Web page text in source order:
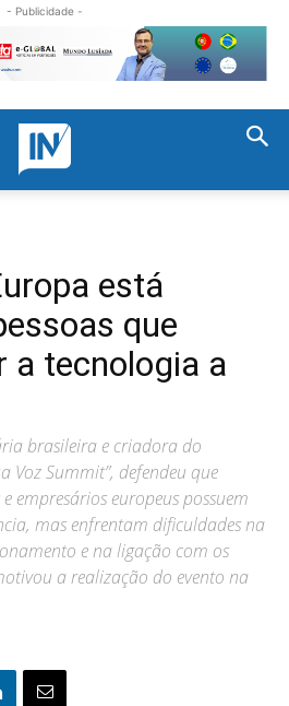
- Publicidade -
está
que
a tecnologia a
brasileira e criadora do
Voz Summit”, defendeu que
empresários europeus possuem
mas enfrentam dificuldades na
e na ligação com os
a realização do evento na